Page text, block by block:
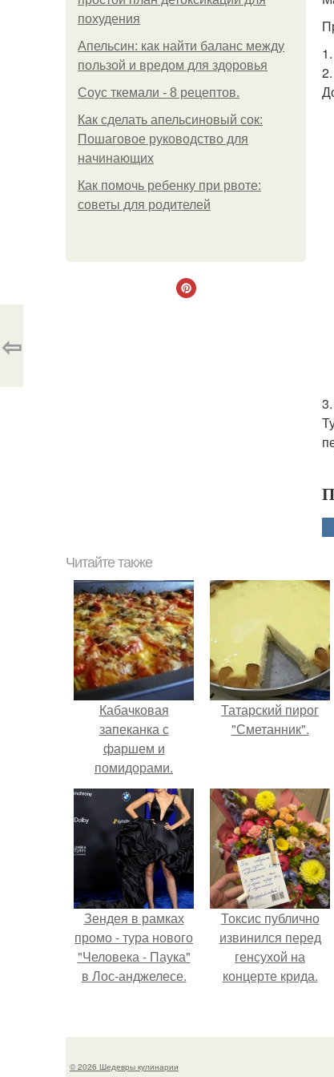
похудения
Апельсин: как найти баланс между
пользой и вредом для здоровья
Соус ткемали - 8 рецептов.
Как сделать апельсиновый сок:
Пошаговое руководство для
начинающих
Как помочь ребенку при рвоте:
советы для родителей
⇦
Читайте также
Кабачковая
запеканка с
фаршем и
помидорами.
Татарский пирог
"Сметанник".
Зендея в рамках
промо - тура нового
"Человека - Паука"
в Лос-анджелесе.
Токсис публично
извинился перед
генсухой на
концерте крида.
© 2026 Шедевры кулинарии